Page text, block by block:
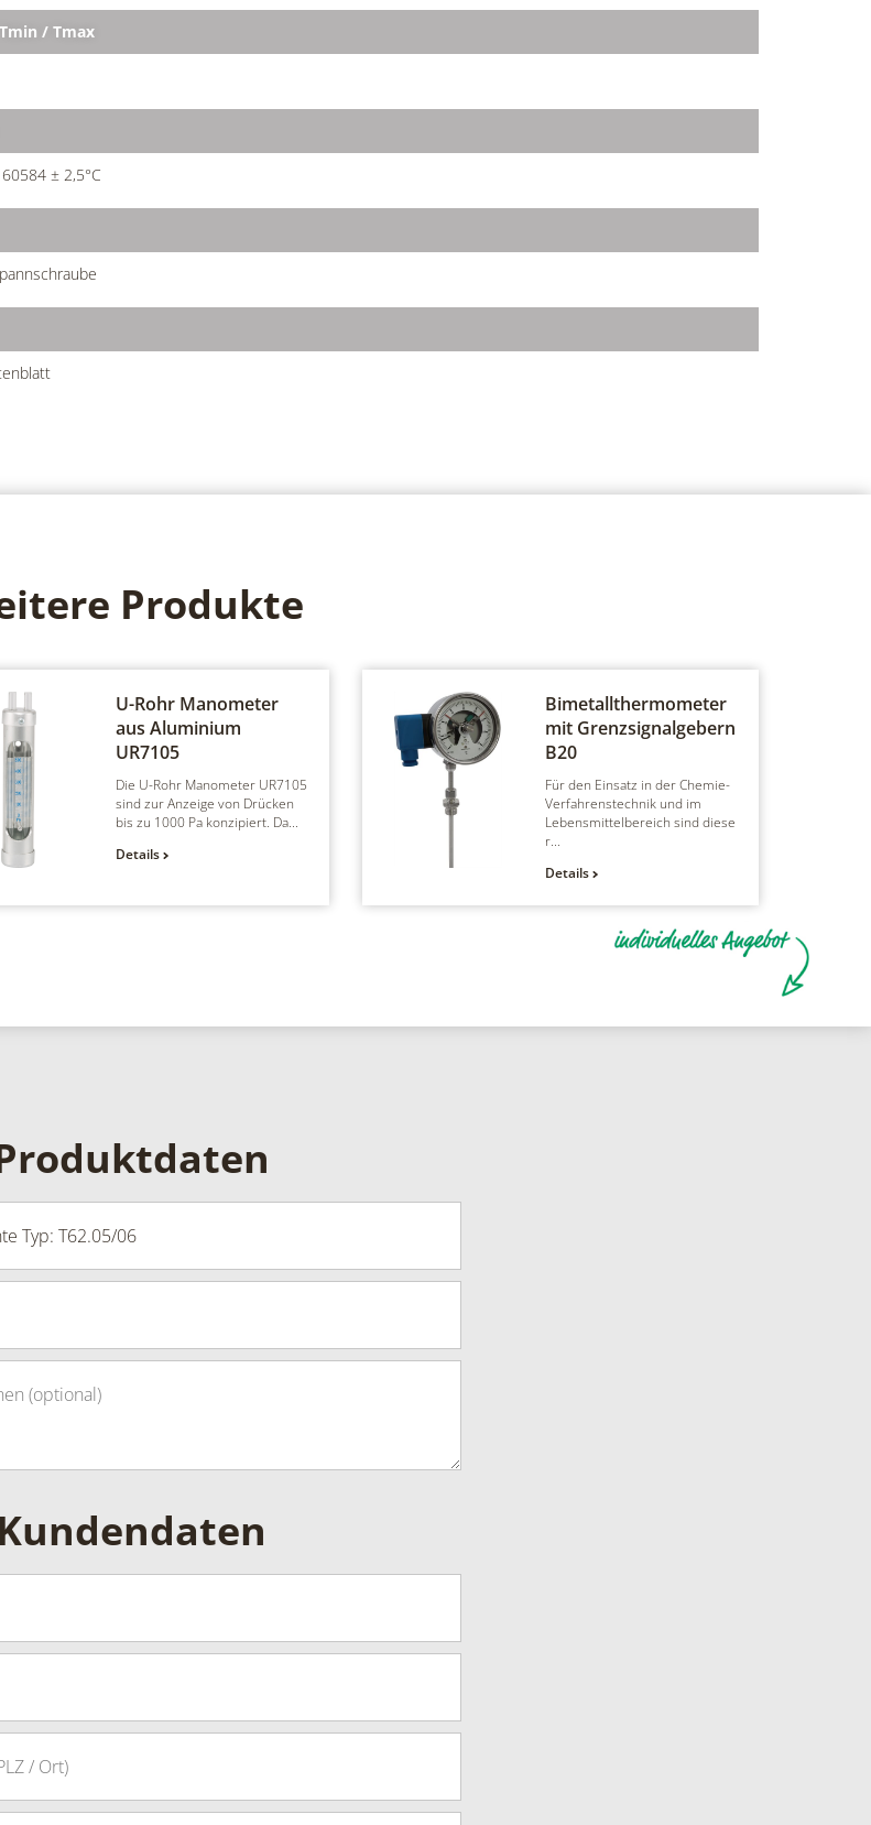
/ Tmax
± 2,5°C
Produkte
U-Rohr Manometer
aus Aluminium
UR7105
Die U-Rohr Manometer UR7105
sind zur Anzeige von Drücken
bis zu 1000 Pa konzipiert. Da...
Details
Bimetallthermometer
mit Grenzsignalgebern
B20
Für den Einsatz in der Chemie-
Verfahrenstechnik und im
Lebensmittelbereich sind diese
r...
Details
Kundendaten